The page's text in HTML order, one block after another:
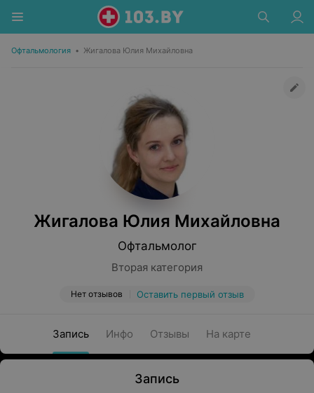
Офтальмология • Жигалова Юлия Михайловна
Жигалова Юлия Михайловна
Офтальмолог
Вторая категория
Нет отзывов Оставить первый отзыв
Запись Инфо Отзывы На карте
Запись